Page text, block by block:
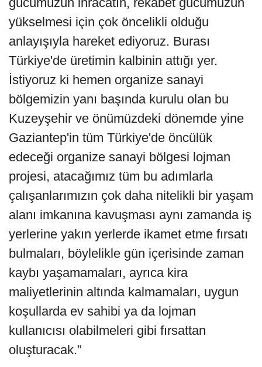
yükselmesi için çok öncelikli olduğu
anlayışıyla hareket ediyoruz. Burası
Türkiye'de üretimin kalbinin attığı yer.
İstiyoruz ki hemen organize sanayi
bölgemizin yanı başında kurulu olan bu
Kuzeyşehir ve önümüzdeki dönemde yine
Gaziantep'in tüm Türkiye'de öncülük
edeceği organize sanayi bölgesi lojman
projesi, atacağımız tüm bu adımlarla
çalışanlarımızın çok daha nitelikli bir yaşam
alanı imkanına kavuşması aynı zamanda iş
yerlerine yakın yerlerde ikamet etme fırsatı
bulmaları, böylelikle gün içerisinde zaman
kaybı yaşamamaları, ayrıca kira
maliyetlerinin altında kalmamaları, uygun
koşullarda ev sahibi ya da lojman
kullanıcısı olabilmeleri gibi fırsattan
oluşturacak.”